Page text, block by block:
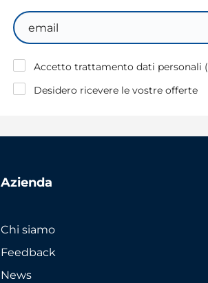
Email
Accetto trattamento dati personali (
Desidero ricevere le vostre offerte
Azienda
Chi siamo
Feedback
News